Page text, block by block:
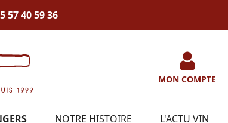
57 40 59 36
MON COMPTE
NOTRE HISTOIRE
L'ACTU VIN